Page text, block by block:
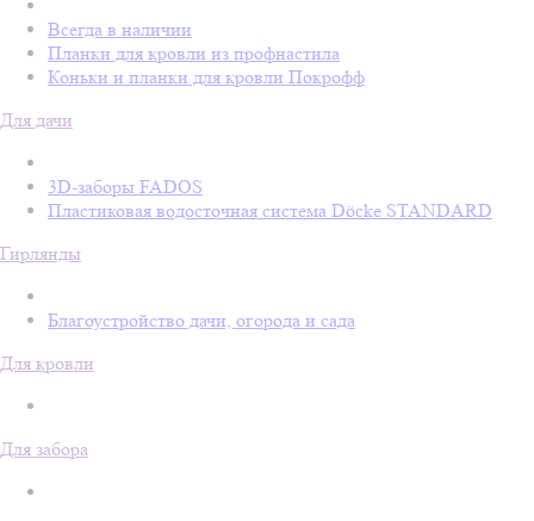
Всегда в наличии
Планки для кровли из профнастила
Коньки и планки для кровли Покрофф
Для дачи
3D-заборы FADOS
Пластиковая водосточная система Döcke STANDARD
Гирлянды
Благоустройство дачи, огорода и сада
Для кровли
Для забора